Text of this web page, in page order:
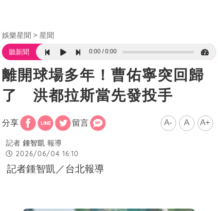
娛樂星聞 星聞
聽新聞 0:00 0:00
離開球場多年！曹佑寧突回歸
了 洪都拉斯當先發投手
分享 留言 A- A A+
記者 鍾智凱 報導
2026/06/04 16:10
記者鍾智凱／台北報導